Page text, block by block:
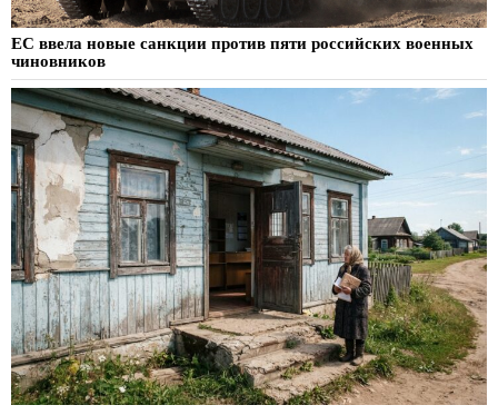
ЕС ввела новые санкции против пяти российских военных
чиновников